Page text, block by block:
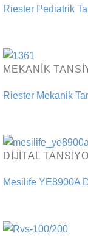
Riester Pediatrik
MEKANIK
Riester Mekanik
DIJITAL
Mesilife YE8900A